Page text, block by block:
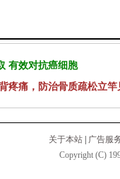
有效对抗癌细胞
疼痛，防治骨质疏松立竿
关于本站
广告服
Copyright (C)